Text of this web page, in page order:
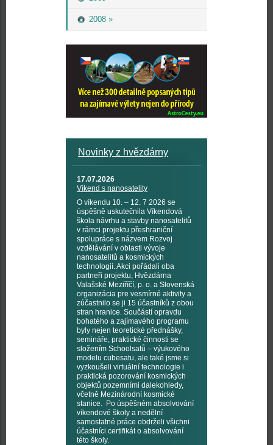
2008 »
Novinky z hvězdárny
17.07.2026
Víkend s nanosatelity
O víkendu 10. – 12. 7 2026 se
úspěšně uskutečnila Víkendová
škola návrhu a stavby nanosatelitů
v rámci projektu přeshraniční
spolupráce s názvem Rozvoj
vzdělávání v oblasti vývoje
nanosatelitů a kosmických
technologií. Akci pořádali oba
partneři projektu, Hvězdárna
Valašské Meziříčí, p. o. a Slovenská
organizácia pre vesmírné aktivity a
zúčastnilo se ji 15 účastníků z obou
stran hranice. Součástí opravdu
bohatého a zajímavého programu
byly nejen teoretické přednášky,
semináře, praktické činnosti se
složením Schoolsatů – výukového
modelu cubesatu, ale také jsme si
vyzkoušeli virtuální technologie i
praktická pozorování kosmických
objektů pozemními dalekohledy,
včetně Mezinárodní kosmické
stanice. Po úspěšném absolvování
víkendové školy a nedělní
samostatné práce obdrželi všichni
účastníci certifikát o absolvování
této školy.